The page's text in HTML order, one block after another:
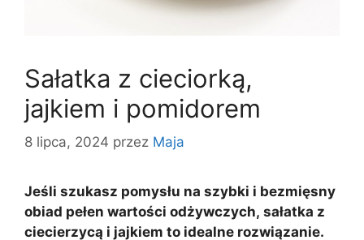
Sałatka z cieciorką,
jajkiem i pomidorem
8 lipca, 2024 przez Maja
Jeśli szukasz pomysłu na szybki i bezmięsny
obiad pełen wartości odżywczych, sałatka z
ciecierzycą i jajkiem to idealne rozwiązanie.